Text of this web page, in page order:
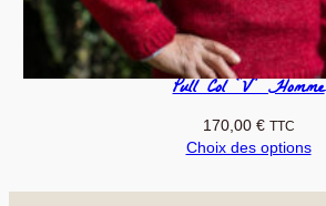
Pull Col “V” Homme
170,00 € TTC
Choix des options